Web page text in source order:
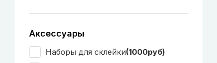
Аксессуары
Наборы для склейки(1000руб)